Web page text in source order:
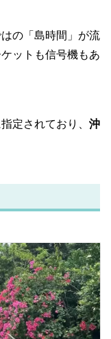
の「島時間」が流
ットも信号機もあ
定されており、 沖